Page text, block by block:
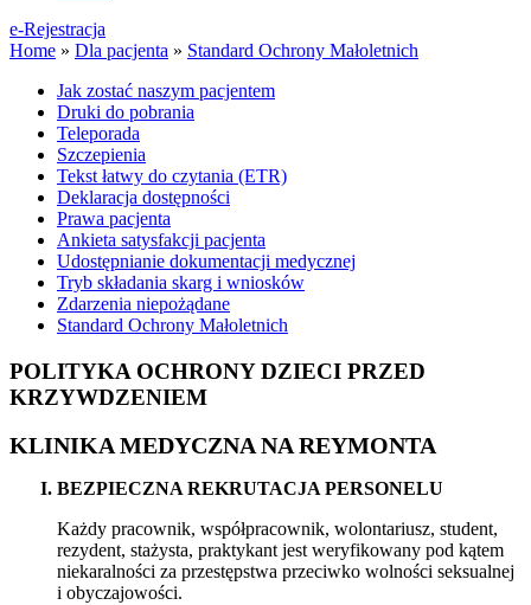
e-Rejestracja
Home » Dla pacjenta » Standard Ochrony Małoletnich
Jak zostać naszym pacjentem
Druki do pobrania
Teleporada
Szczepienia
Tekst łatwy do czytania (ETR)
Deklaracja dostępności
Prawa pacjenta
Ankieta satysfakcji pacjenta
Udostępnianie dokumentacji medycznej
Tryb składania skarg i wniosków
Zdarzenia niepożądane
Standard Ochrony Małoletnich
POLITYKA OCHRONY DZIECI PRZED
KRZYWDZENIEM
KLINIKA MEDYCZNA NA REYMONTA
BEZPIECZNA REKRUTACJA PERSONELU
Każdy pracownik, współpracownik, wolontariusz, student,
rezydent, stażysta, praktykant jest weryfikowany pod kątem
niekaralności za przestępstwa przeciwko wolności seksualnej
i obyczajowości.